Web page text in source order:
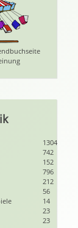
1304
742
152
796
212
56
14
23
23